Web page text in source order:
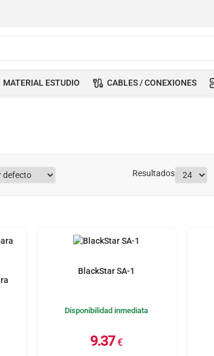
MATERIAL ESTUDIO CABLES / CONEXIONES
Resultados
BlackStar SA-1
Disponibilidad inmediata
9.37 €